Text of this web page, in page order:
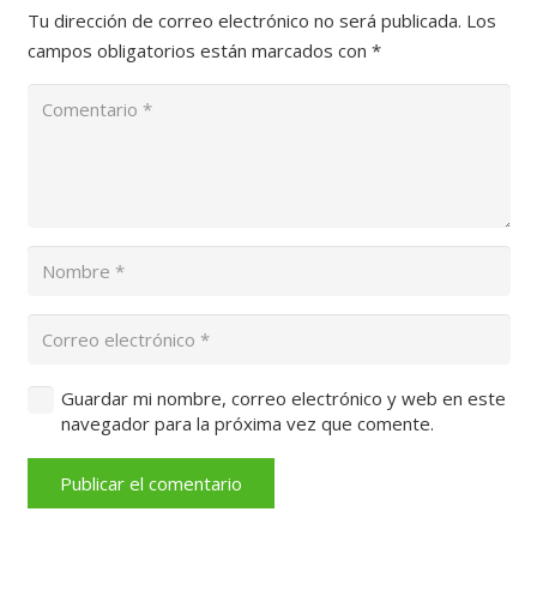
Tu dirección de correo electrónico no será publicada. Los
campos obligatorios están marcados con *
Guardar mi nombre, correo electrónico y web en este
navegador para la próxima vez que comente.
Publicar el comentario